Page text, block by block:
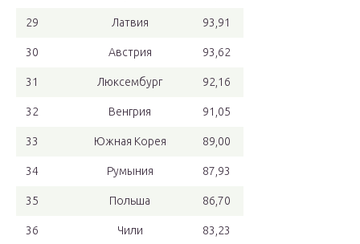
29 Латвия 93,91
30 Австрия 93,62
31 Люксембург 92,16
32 Венгрия 91,05
33 Южная Корея 89,00
34 Румыния 87,93
35 Польша 86,70
36 Чили 83,23